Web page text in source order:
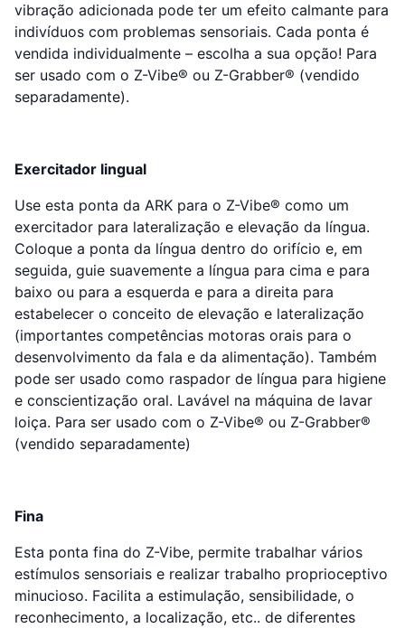
vibração adicionada pode ter um efeito calmante para
indivíduos com problemas sensoriais. Cada ponta é
vendida individualmente – escolha a sua opção! Para
ser usado com o Z-Vibe® ou Z-Grabber® (vendido
separadamente).
Exercitador lingual
Use esta ponta da ARK para o Z-Vibe® como um
exercitador para lateralização e elevação da língua.
Coloque a ponta da língua dentro do orifício e, em
seguida, guie suavemente a língua para cima e para
baixo ou para a esquerda e para a direita para
estabelecer o conceito de elevação e lateralização
(importantes competências motoras orais para o
desenvolvimento da fala e da alimentação). Também
pode ser usado como raspador de língua para higiene
e conscientização oral. Lavável na máquina de lavar
loiça. Para ser usado com o Z-Vibe® ou Z-Grabber®
(vendido separadamente)
Fina
Esta ponta fina do Z-Vibe, permite trabalhar vários
estímulos sensoriais e realizar trabalho proprioceptivo
minucioso. Facilita a estimulação, sensibilidade, o
reconhecimento, a localização, etc.. de diferentes